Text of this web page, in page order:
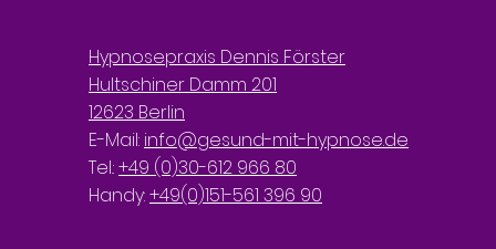
Hypnosepraxis Dennis Förster
Hultschiner Damm 201
12623 Berlin
E-Mail: info@gesund-mit-hypnose.de
Tel.:+49 (0)30-612 966 80
Handy:+49(0)151-561 396 90